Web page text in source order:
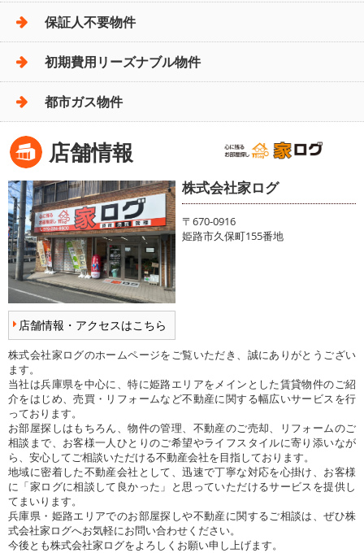
保証人不要物件
初期費用リーズナブル物件
都市ガス物件
店舗情報
店舗情報・アクセスはこちら
株式会社家ログ
〒670-0916
姫路市久保町155番地
株式会社家ログのホームページをご覧いただき、誠にありがとうござい
ます。
当社は兵庫県を中心に、特に姫路エリアをメインとした賃貸物件のご紹
介をはじめ、売買・リフォームなど不動産に関する幅広いサービスを行
っております。
お部屋探しはもちろん、物件の管理、不動産のご売却、リフォームのご
相談まで、お客様一人ひとりのご希望やライフスタイルに寄り添いなが
ら、安心してご相談いただける不動産会社を目指しております。
地域に密着した不動産会社として、迅速で丁寧な対応を心掛け、お客様
に「家ログに相談して良かった」と思っていただけるサービスを提供し
てまいります。
兵庫県・姫路エリアでのお部屋探しや不動産に関するご相談は、ぜひ株
式会社家ログへお気軽にお問い合わせください。
今後とも株式会社家ログをよろしくお願い申し上げます。